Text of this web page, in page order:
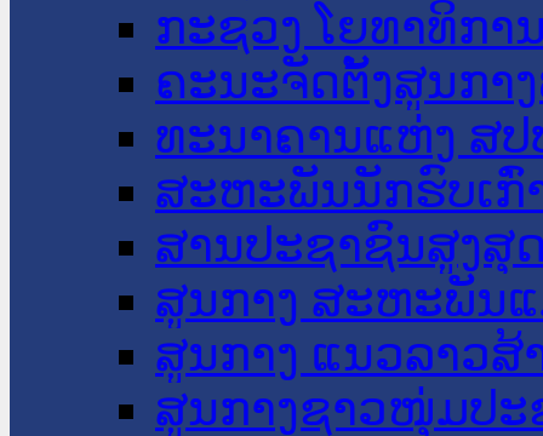
ກະຊວງ ໂຍທາທິກາ
ຄະນະຈັດຕັ້ງສູນກາ
ທະນາຄານແຫ່ງ ສປ
ສະຫະພັນນັກຮົບເກົ່
ສານປະຊາຊົນສູງສຸ
ສູນກາງ ສະຫະພັນ
ສູນກາງ ແນວລາວສ້
ສູນກາງຊາວໜຸ່ມປະ